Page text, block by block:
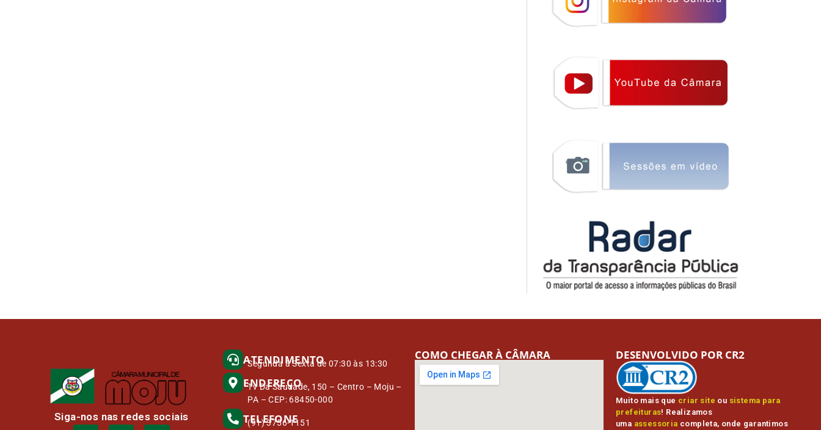
Siga-nos nas redes sociais
ATENDIMENTO
Segunda à Sexta de 07:30 às 13:30
ENDEREÇO
Tv Da Saudade, 150 – Centro – Moju –
PA – CEP: 68450-000
TELEFONE
(91) 3756-1151
COMO CHEGAR À CÂMARA
Muito mais que criar site ou sistema para
prefeituras! Realizamos
uma assessoria completa, onde garantimos
DESENVOLVIDO POR CR2